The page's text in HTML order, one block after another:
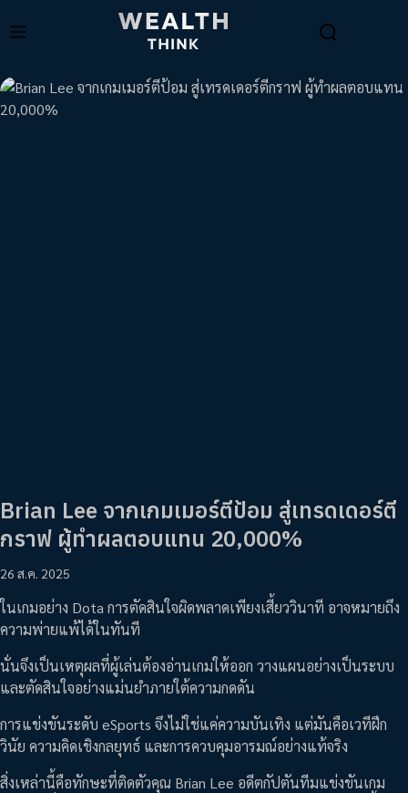
Brian Lee จากเกมเมอร์ตีป้อม สู่เทรดเดอร์ตี
กราฟ ผู้ทำผลตอบแทน 20,000%
26 ส.ค. 2025
ในเกมอย่าง Dota การตัดสินใจผิดพลาดเพียงเสี้ยววินาที อาจหมายถึง
ความพ่ายแพ้ได้ในทันที
นั่นจึงเป็นเหตุผลที่ผู้เล่นต้องอ่านเกมให้ออก วางแผนอย่างเป็นระบบ
และตัดสินใจอย่างแม่นยำภายใต้ความกดดัน
การแข่งขันระดับ eSports จึงไม่ใช่แค่ความบันเทิง แต่มันคือเวทีฝึก
วินัย ความคิดเชิงกลยุทธ์ และการควบคุมอารมณ์อย่างแท้จริง
สิ่งเหล่านี้คือทักษะที่ติดตัวคุณ Brian Lee อดีตกัปตันทีมแข่งขันเกม